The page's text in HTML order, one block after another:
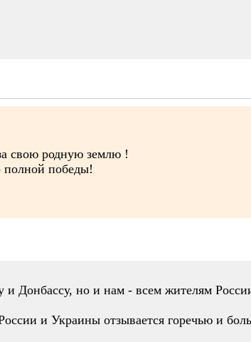
свою родную землю !
полной победы!
и Донбассу, но и нам - всем жителям
и Украины отзывается горечью и